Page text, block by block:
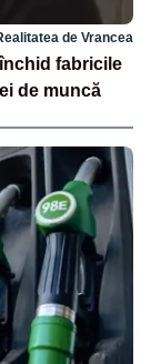
de Vrancea
fabricile
de muncă